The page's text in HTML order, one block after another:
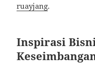
ruayjang.
Inspirasi